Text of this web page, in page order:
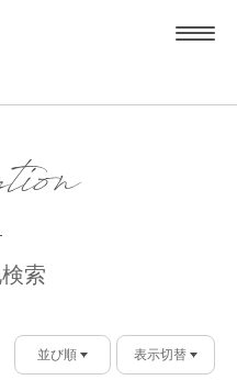
索
並び順 表示切替